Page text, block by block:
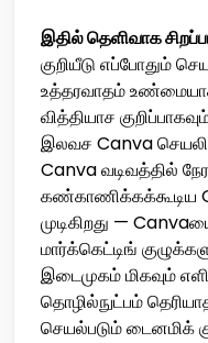
இதில் தெளிவாக
குறியீடு எப்போதும்
உத்தரவாதம்
வித்தியாச
இலவச Canva
Canva வடிவத்தில்
கண்காணிக்கக்கூடிய
முடிகிறது —
மார்க்கெட்டிங்
இடைமுகம் மிகவும்
தொழில்நுட்பம்
செயல்படும் டைனமிக்